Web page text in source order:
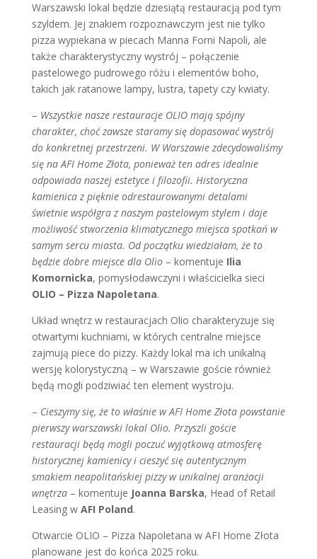
Warszawski lokal będzie dziesiątą restauracją pod tym
szyldem. Jej znakiem rozpoznawczym jest nie tylko
pizza wypiekana w piecach Manna Forni Napoli, ale
także charakterystyczny wystrój – połączenie
pastelowego pudrowego różu i elementów boho,
takich jak ratanowe lampy, lustra, tapety czy kwiaty.
– Wszystkie nasze restauracje OLIO mają spójny
charakter, choć zawsze staramy się dopasować wystrój
do konkretnej przestrzeni. W Warszawie zdecydowaliśmy
się na AFI Home Złota, ponieważ ten adres idealnie
odpowiada naszej estetyce i filozofii. Historyczna
kamienica z pięknie odrestaurowanymi detalami
świetnie współgra z naszym pastelowym stylem i daje
możliwość stworzenia klimatycznego miejsca spotkań w
samym sercu miasta. Od początku wiedziałam, że to
będzie dobre miejsce dla Olio – komentuje Ilia
Komornicka, pomysłodawczyni i właścicielka sieci
OLIO – Pizza Napoletana.
Układ wnętrz w restauracjach Olio charakteryzuje się
otwartymi kuchniami, w których centralne miejsce
zajmują piece do pizzy. Każdy lokal ma ich unikalną
wersję kolorystyczną – w Warszawie goście również
będą mogli podziwiać ten element wystroju.
– Cieszymy się, że to właśnie w AFI Home Złota powstanie
pierwszy warszawski lokal Olio. Przyszli goście
restauracji będą mogli poczuć wyjątkową atmosferę
historycznej kamienicy i cieszyć się autentycznym
smakiem neapolitańskiej pizzy w unikalnej aranżacji
wnętrza– komentuje Joanna Barska, Head of Retail
Leasing w AFI Poland.
Otwarcie OLIO – Pizza Napoletana w AFI Home Złota
planowane jest do końca 2025 roku.